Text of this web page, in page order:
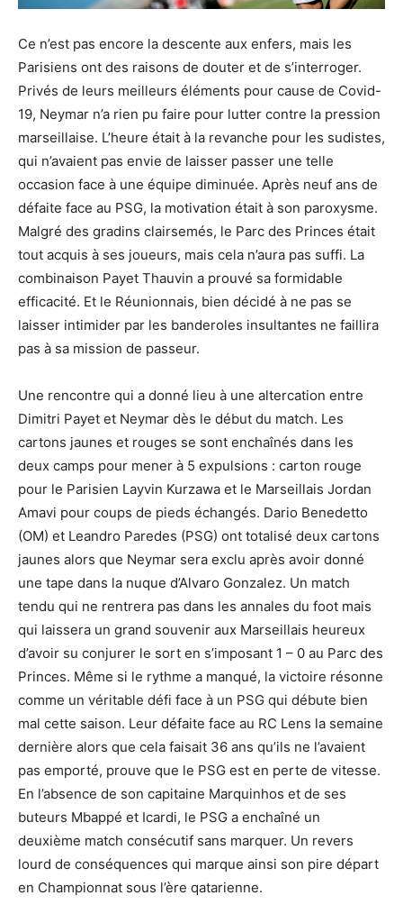
Ce n’est pas encore la descente aux enfers, mais les
Parisiens ont des raisons de douter et de s’interroger.
Privés de leurs meilleurs éléments pour cause de Covid-
19, Neymar n’a rien pu faire pour lutter contre la pression
marseillaise. L’heure était à la revanche pour les sudistes,
qui n’avaient pas envie de laisser passer une telle
occasion face à une équipe diminuée. Après neuf ans de
défaite face au PSG, la motivation était à son paroxysme.
Malgré des gradins clairsemés, le Parc des Princes était
tout acquis à ses joueurs, mais cela n’aura pas suffi. La
combinaison Payet Thauvin a prouvé sa formidable
efficacité. Et le Réunionnais, bien décidé à ne pas se
laisser intimider par les banderoles insultantes ne faillira
pas à sa mission de passeur.
Une rencontre qui a donné lieu à une altercation entre
Dimitri Payet et Neymar dès le début du match. Les
cartons jaunes et rouges se sont enchaînés dans les
deux camps pour mener à 5 expulsions : carton rouge
pour le Parisien Layvin Kurzawa et le Marseillais Jordan
Amavi pour coups de pieds échangés. Dario Benedetto
(OM) et Leandro Paredes (PSG) ont totalisé deux cartons
jaunes alors que Neymar sera exclu après avoir donné
une tape dans la nuque d’Alvaro Gonzalez. Un match
tendu qui ne rentrera pas dans les annales du foot mais
qui laissera un grand souvenir aux Marseillais heureux
d’avoir su conjurer le sort en s’imposant 1 – 0 au Parc des
Princes. Même si le rythme a manqué, la victoire résonne
comme un véritable défi face à un PSG qui débute bien
mal cette saison. Leur défaite face au RC Lens la semaine
dernière alors que cela faisait 36 ans qu’ils ne l’avaient
pas emporté, prouve que le PSG est en perte de vitesse.
En l’absence de son capitaine Marquinhos et de ses
buteurs Mbappé et Icardi, le PSG a enchaîné un
deuxième match consécutif sans marquer. Un revers
lourd de conséquences qui marque ainsi son pire départ
en Championnat sous l’ère qatarienne.